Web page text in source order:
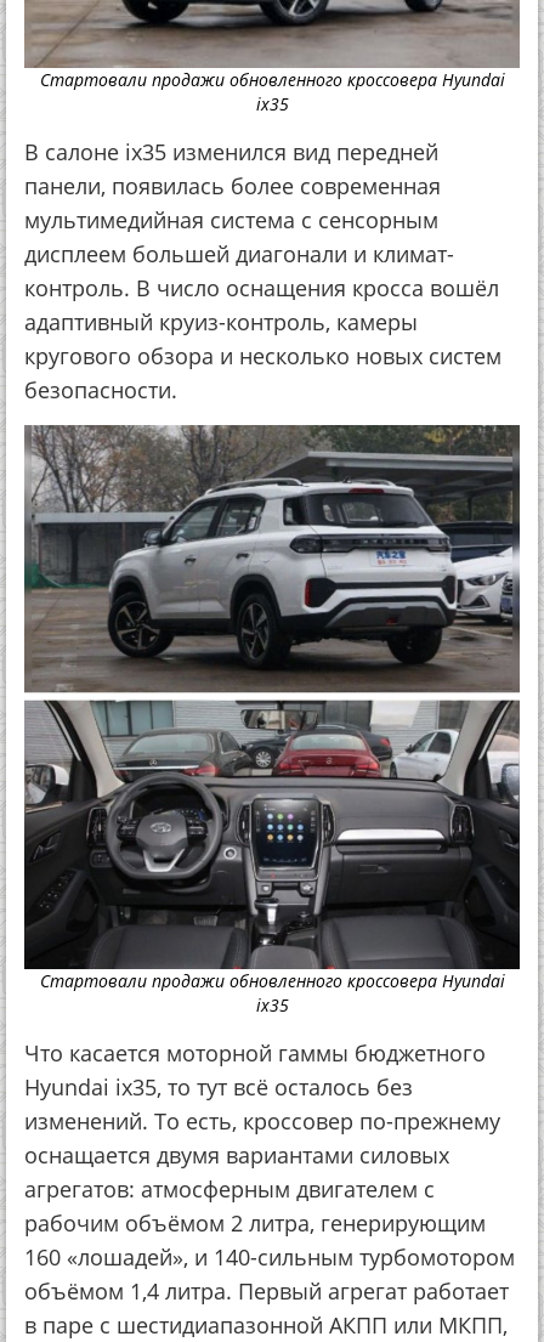
Стартовали продажи обновленного кроссовера Hyundai
ix35
В салоне ix35 изменился вид передней
панели, появилась более современная
мультимедийная система с сенсорным
дисплеем большей диагонали и климат-
контроль. В число оснащения кросса вошёл
адаптивный круиз-контроль, камеры
кругового обзора и несколько новых систем
безопасности.
Стартовали продажи обновленного кроссовера Hyundai
ix35
Что касается моторной гаммы бюджетного
Hyundai ix35, то тут всё осталось без
изменений. То есть, кроссовер по-прежнему
оснащается двумя вариантами силовых
агрегатов: атмосферным двигателем с
рабочим объёмом 2 литра, генерирующим
160 «лошадей», и 140-сильным турбомотором
объёмом 1,4 литра. Первый агрегат работает
в паре с шестидиапазонной АКПП или МКПП,